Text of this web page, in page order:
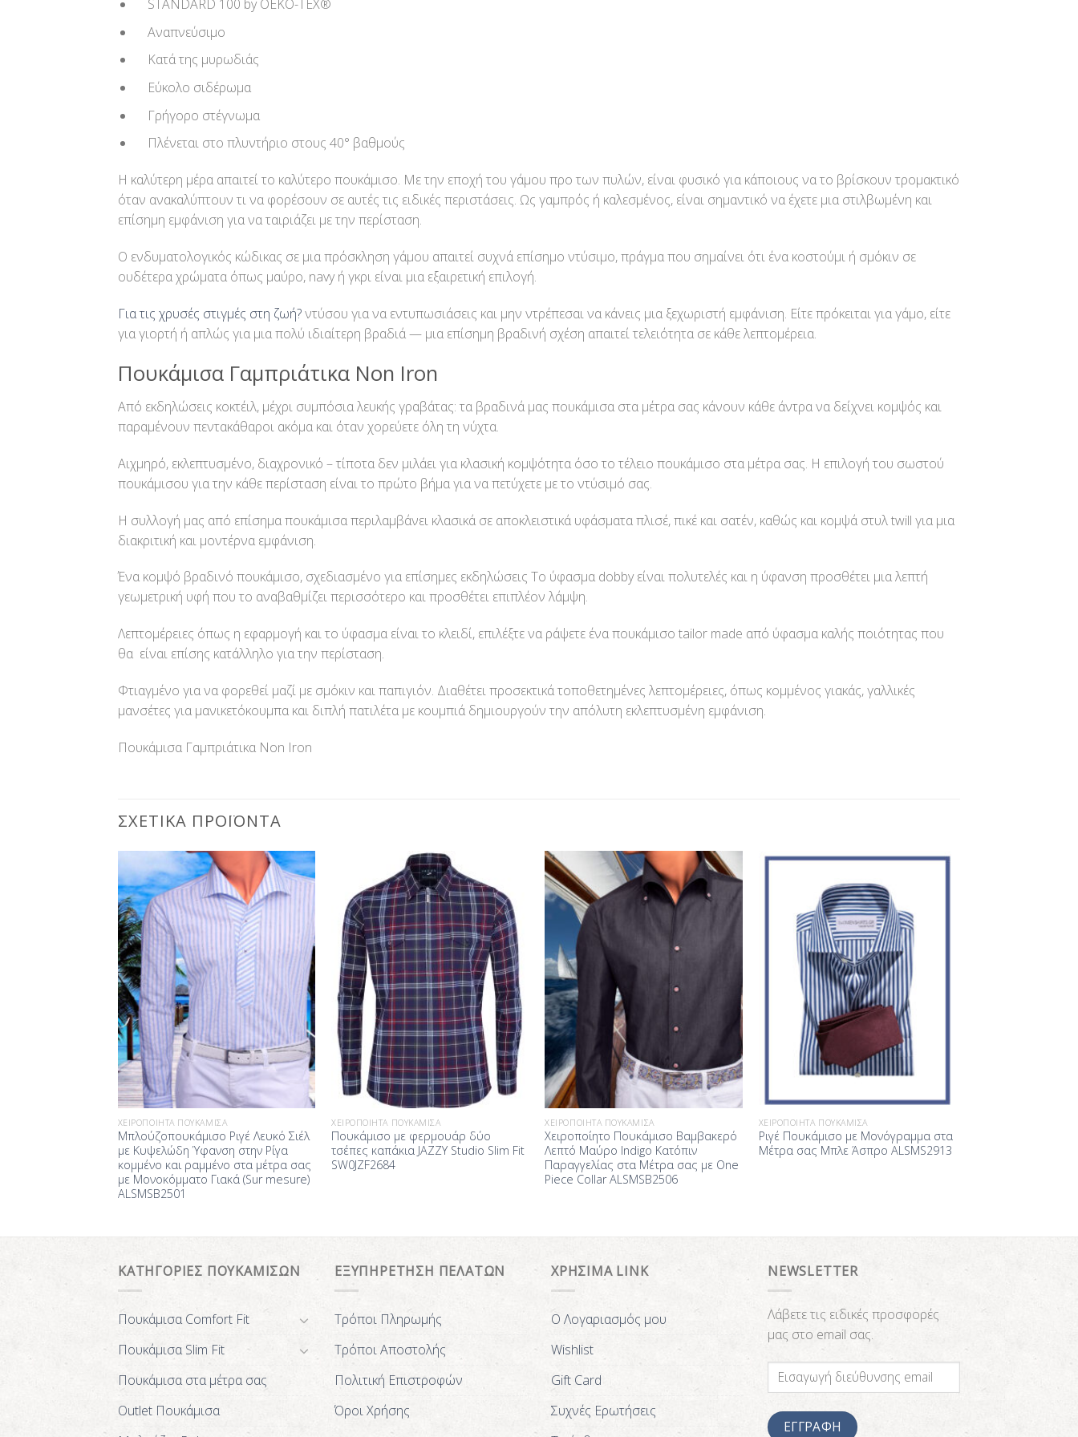
STANDARD 100 by OEKO-TEX®
Αναπνεύσιμο
Κατά της μυρωδιάς
Εύκολο σιδέρωμα
Γρήγορο στέγνωμα
Πλένεται στο πλυντήριο στους 40° βαθμούς
Η καλύτερη μέρα απαιτεί το καλύτερο πουκάμισο. Με την εποχή του γάμου προ των πυλών, είναι φυσικό για κάποιους να το βρίσκουν τρομακτικό
όταν ανακαλύπτουν τι να φορέσουν σε αυτές τις ειδικές περιστάσεις. Ως γαμπρός ή καλεσμένος, είναι σημαντικό να έχετε μια στιλβωμένη και
επίσημη εμφάνιση για να ταιριάζει με την περίσταση.
Ο ενδυματολογικός κώδικας σε μια πρόσκληση γάμου απαιτεί συχνά επίσημο ντύσιμο, πράγμα που σημαίνει ότι ένα κοστούμι ή σμόκιν σε
ουδέτερα χρώματα όπως μαύρο, navy ή γκρι είναι μια εξαιρετική επιλογή.
Για τις χρυσές στιγμές στη ζωή?ντύσου για να εντυπωσιάσεις και μην ντρέπεσαι να κάνεις μια ξεχωριστή εμφάνιση. Είτε πρόκειται για γάμο, είτε
για γιορτή ή απλώς για μια πολύ ιδιαίτερη βραδιά — μια επίσημη βραδινή σχέση απαιτεί τελειότητα σε κάθε λεπτομέρεια.
Πουκάμισα Γαμπριάτικα Non Iron
Από εκδηλώσεις κοκτέιλ, μέχρι συμπόσια λευκής γραβάτας: τα βραδινά μας πουκάμισα στα μέτρα σας κάνουν κάθε άντρα να δείχνει κομψός και
παραμένουν πεντακάθαροι ακόμα και όταν χορεύετε όλη τη νύχτα.
Αιχμηρό, εκλεπτυσμένο, διαχρονικό – τίποτα δεν μιλάει για κλασική κομψότητα όσο το τέλειο πουκάμισο στα μέτρα σας. Η επιλογή του σωστού
πουκάμισου για την κάθε περίσταση είναι το πρώτο βήμα για να πετύχετε με το ντύσιμό σας.
Η συλλογή μας από επίσημα πουκάμισα περιλαμβάνει κλασικά σε αποκλειστικά υφάσματα πλισέ, πικέ και σατέν, καθώς και κομψά στυλ twill για μια
διακριτική και μοντέρνα εμφάνιση.
Ένα κομψό βραδινό πουκάμισο, σχεδιασμένο για επίσημες εκδηλώσεις Το ύφασμα dobby είναι πολυτελές και η ύφανση προσθέτει μια λεπτή
γεωμετρική υφή που το αναβαθμίζει περισσότερο και προσθέτει επιπλέον λάμψη.
Λεπτομέρειες όπως η εφαρμογή και το ύφασμα είναι το κλειδί, επιλέξτε να ράψετε ένα πουκάμισο tailor made από ύφασμα καλής ποιότητας που
θα είναι επίσης κατάλληλο για την περίσταση.
Φτιαγμένο για να φορεθεί μαζί με σμόκιν και παπιγιόν. Διαθέτει προσεκτικά τοποθετημένες λεπτομέρειες, όπως κομμένος γιακάς, γαλλικές
μανσέτες για μανικετόκουμπα και διπλή πατιλέτα με κουμπιά δημιουργούν την απόλυτη εκλεπτυσμένη εμφάνιση.
Πουκάμισα Γαμπριάτικα Non Iron
ΣΧΕΤΙΚΆ ΠΡΟΪΌΝΤΑ
Προσθήκη
στη Λίστα
Επιθυμίας
ΧΕΙΡΟΠΟΊΗΤΑ ΠΟΥΚΆΜΙΣΑ
Μπλούζοπουκάμισο Ριγέ Λευκό Σιέλ
με Κυψελώδη Ύφανση στην Ρίγα
κομμένο και ραμμένο στα μέτρα σας
με Μονοκόμματο Γιακά (Sur mesure)
ALSMSB2501
Προσθήκη
στη Λίστα
Επιθυμίας
ΧΕΙΡΟΠΟΊΗΤΑ ΠΟΥΚΆΜΙΣΑ
Πουκάμισο με φερμουάρ δύο
τσέπες καπάκια JAZZY Studio Slim Fit
SW0JZF2684
Προσθήκη
στη Λίστα
ΧΕΙΡΟΠΟΊΗΤΑ ΠΟΥΚΆΜΙΣΑ
Χειροποίητο Πουκάμισο Βαμβακερό
Λεπτό Μαύρο Indigo Κατόπιν
Παραγγελίας στα Μέτρα σας με One
Piece Collar ALSMSB2506
Επιθυμίας
ΧΕΙΡΟΠΟΊΗΤΑ ΠΟΥΚΆΜΙΣΑ
Ριγέ Πουκάμισο με Μονόγραμμα στα
Μέτρα σας Μπλε Άσπρο ALSMS2913
ΚΑΤΗΓΟΡΙΕΣ ΠΟΥΚΑΜΙΣΩΝ
Πουκάμισα Comfort Fit
Πουκάμισα Slim Fit
Πουκάμισα στα μέτρα σας
Outlet Πουκάμισα
ΕΞΥΠΗΡΕΤΗΣΗ ΠΕΛΑΤΩΝ
Τρόποι Πληρωμής
Τρόποι Αποστολής
Πολιτική Επιστροφών
Όροι Χρήσης
ΧΡΗΣΙΜΑ LINK
Ο Λογαριασμός μου
Wishlist
Gift Card
Συχνές Ερωτήσεις
NEWSLETTER
Λάβετε τις ειδικές προσφορές
μας στο email σας.